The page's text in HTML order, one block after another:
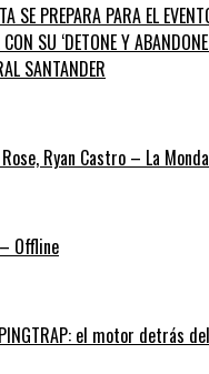
SE PREPARA PARA EL
CON SU ‘DETONE Y
SANTANDER
Ryan Castro – La Monda
Offline
el motor detrás